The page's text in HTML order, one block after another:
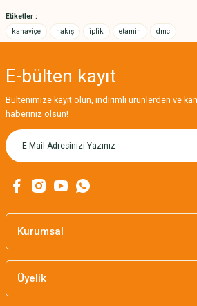
MIKNATISLI İĞNE TUTUCU-BAHAR
Etiketler :
kanaviçe
nakış iplik etamin dmc
E-bülten kayıt
Bültenimize kayıt olun, indirimli ürünlerden ve
haberiniz olsun!
Kurumsal
Üyelik